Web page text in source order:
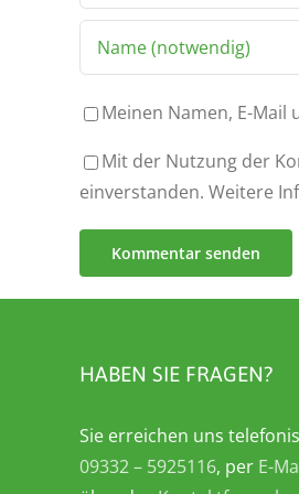
Meinen Namen, E-
Mit der Nutzung der
einverstanden. Weitere
HABEN SIE FRAGEN?
Sie erreichen uns
09332 – 5925116, per E-